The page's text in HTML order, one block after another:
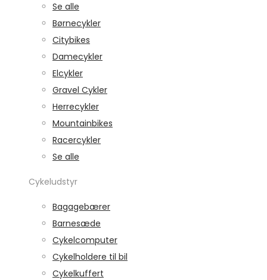
Se alle
Børnecykler
Citybikes
Damecykler
Elcykler
Gravel Cykler
Herrecykler
Mountainbikes
Racercykler
Se alle
Cykeludstyr
Bagagebærer
Barnesæde
Cykelcomputer
Cykelholdere til bil
Cykelkuffert